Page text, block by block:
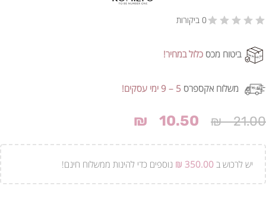
0 ביקורות
ביטוח מכס כלול במחיר!
משלוח אקספרס 5 – 9 ימי עסקים!
₪21.00
₪ 10.50
יש לרכוש ב ₪ 350.00 נוספים כדי להינות ממשלוח חינם!